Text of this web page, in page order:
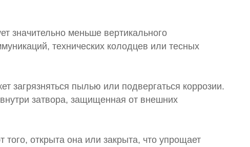
значительно меньше вертикального
технических колодцев или тесных
пылью или подвергаться коррозии.
затвора, защищенная от внешних
открыта она или закрыта, что упрощает